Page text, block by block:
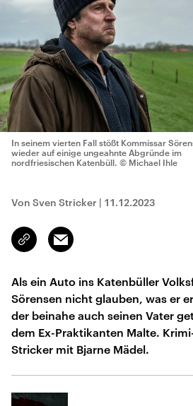
In seinem vierten Fall stößt Kommissar
wieder auf einige ungeahnte Abgründe im
nordfriesischen Katenbüll. © Michael Ihle
Von Sven Stricker | 11.12.2023
Link
kopieren/teilen
Email
Als ein Auto ins Katenbüller
Sörensen nicht glauben, was er
der beinahe auch seinen Vater
dem Ex-Praktikanten Malte.
Stricker mit Bjarne Mädel.